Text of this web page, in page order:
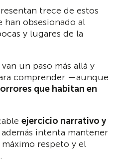
trece de estos
han obsesionado al
y lugares de la
un paso más allá y
comprender —aunque
que habitan en
ejercicio narrativo y
intenta mantener
respeto y el